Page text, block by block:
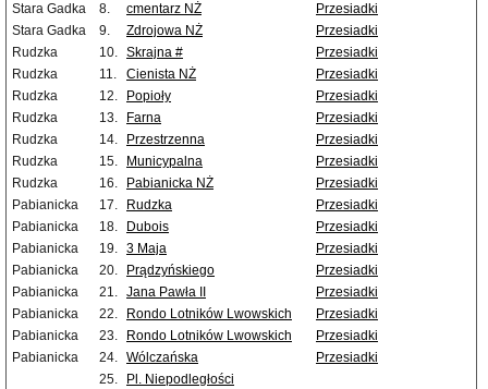
Stara Gadka
8. cmentarz NŻ
Przesiadki
Stara Gadka
9. Zdrojowa NŻ
Przesiadki
Rudzka
10. Skrajna #
Przesiadki
Rudzka
11. Cienista NŻ
Przesiadki
Rudzka
12. Popioły
Przesiadki
Rudzka
13. Farna
Przesiadki
Rudzka
14. Przestrzenna
Przesiadki
Rudzka
15. Municypalna
Przesiadki
Rudzka
16. Pabianicka NŻ
Przesiadki
Pabianicka
17. Rudzka
Przesiadki
Pabianicka
18. Dubois
Przesiadki
Pabianicka
19. 3 Maja
Przesiadki
Pabianicka
20. Prądzyńskiego
Przesiadki
Pabianicka
21. Jana Pawła II
Przesiadki
Pabianicka
22. Rondo Lotników Lwowskich
Przesiadki
Pabianicka
23. Rondo Lotników Lwowskich
Przesiadki
Pabianicka
24. Wólczańska
Przesiadki
25.
Pl. Niepodległości